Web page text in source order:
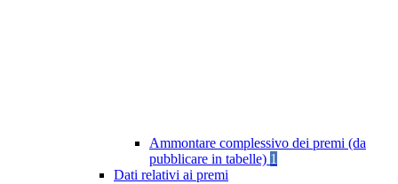
Ammontare complessivo dei premi (da
pubblicare in tabelle) 1
Dati relativi ai premi